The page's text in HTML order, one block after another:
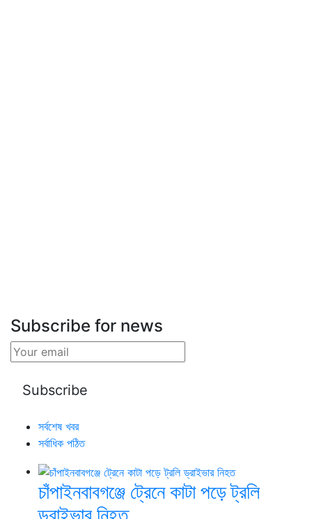
Subscribe for news
সর্বশেষ খবর
সর্বাধিক পঠিত
চাঁপাইনবাবগঞ্জে ট্রেনে কাটা পড়ে ট্রলি